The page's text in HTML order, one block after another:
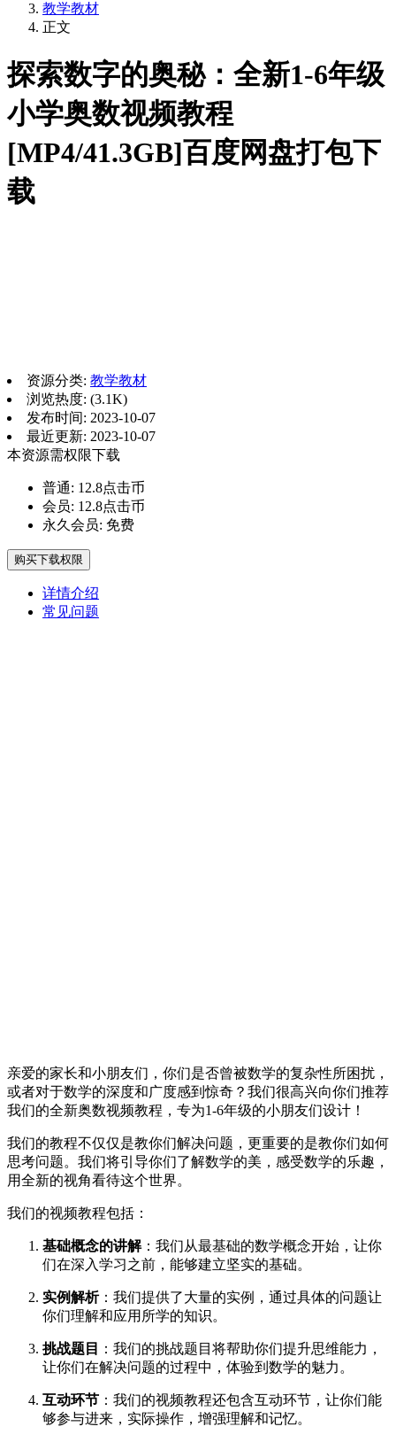
教学教材
正文
探索数字的奥秘：全新1-6年级
小学奥数视频教程
[MP4/41.3GB]百度网盘打包下
载
资源分类: 教学教材
浏览热度: (3.1K)
发布时间: 2023-10-07
最近更新: 2023-10-07
本资源需权限下载
普通: 12.8点击币
会员: 12.8点击币
永久会员: 免费
购买下载权限
详情介绍
常见问题
亲爱的家长和小朋友们，你们是否曾被数学的复杂性所困扰，
或者对于数学的深度和广度感到惊奇？我们很高兴向你们推荐
我们的全新奥数视频教程，专为1-6年级的小朋友们设计！
我们的教程不仅仅是教你们解决问题，更重要的是教你们如何
思考问题。我们将引导你们了解数学的美，感受数学的乐趣，
用全新的视角看待这个世界。
我们的视频教程包括：
基础概念的讲解：我们从最基础的数学概念开始，让你
们在深入学习之前，能够建立坚实的基础。
实例解析：我们提供了大量的实例，通过具体的问题让
你们理解和应用所学的知识。
挑战题目
：我们的挑战题目将帮助你们提升思维能力，
让你们在解决问题的过程中，体验到数学的魅力。
互动环节 ：我们的视频教程还包含互动环节，让你们能
够参与进来，实际操作，增强理解和记忆。